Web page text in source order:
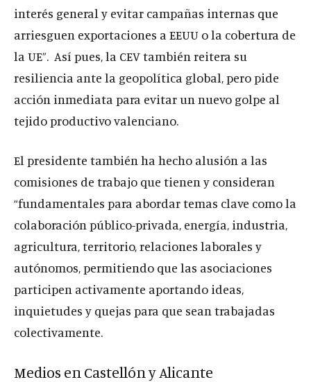
interés general y evitar campañas internas que
arriesguen exportaciones a EEUU o la cobertura de
la UE”. Así pues, la CEV también reitera su
resiliencia ante la geopolítica global, pero pide
acción inmediata para evitar un nuevo golpe al
tejido productivo valenciano.
El presidente también ha hecho alusión a las
comisiones de trabajo que tienen y consideran
“fundamentales para abordar temas clave como la
colaboración público-privada, energía, industria,
agricultura, territorio, relaciones laborales y
autónomos, permitiendo que las asociaciones
participen activamente aportando ideas,
inquietudes y quejas para que sean trabajadas
colectivamente.
Medios en Castellón y Alicante